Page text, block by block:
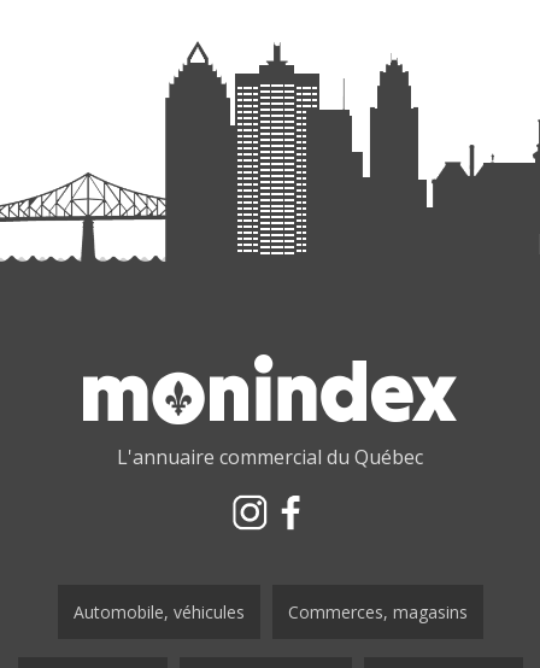
L'annuaire commercial du Québec
Automobile, véhicules Commerces, magasins